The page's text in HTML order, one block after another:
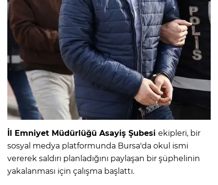
İl Emniyet Müdürlüğü Asayiş Şubesi ekipleri, bir
sosyal medya platformunda Bursa'da okul ismi
vererek saldırı planladığını paylaşan bir şüphelinin
yakalanması için çalışma başlattı.